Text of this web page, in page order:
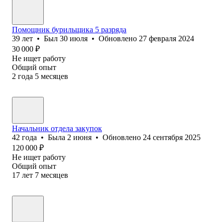
Помощник бурильщика 5 разряда
39 лет • Был 30 июля • Обновлено 27 февраля 2024
30 000 ₽
Не ищет работу
Общий опыт
2 года 5 месяцев
Начальник отдела закупок
42 года • Была 2 июня • Обновлено 24 сентября 2025
120 000 ₽
Не ищет работу
Общий опыт
17 лет 7 месяцев